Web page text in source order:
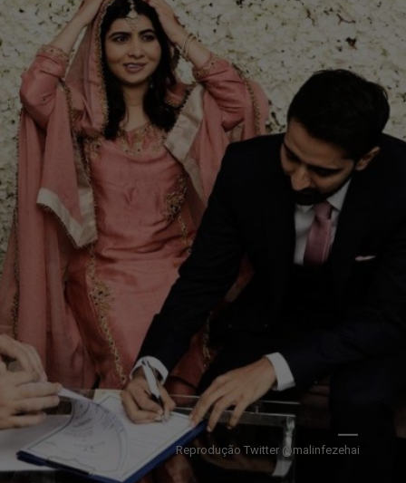
Reprodução Twitter @malinfezehai